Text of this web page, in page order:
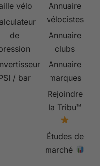
vélo
de
/ bar
Annuaire
vélocistes
Annuaire
clubs
Annuaire
marques
Rejoindre
la Tribu™
Études de
marché